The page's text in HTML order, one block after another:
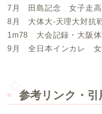
7月 田島記念 女子走
8月 大体大-天理大対
1m78 大会記録・大阪体
9月 全日本インカレ
参考リンク・引